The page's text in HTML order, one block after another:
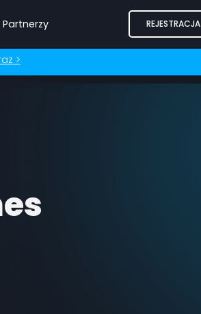
Partnerzy REJESTRACJA
>